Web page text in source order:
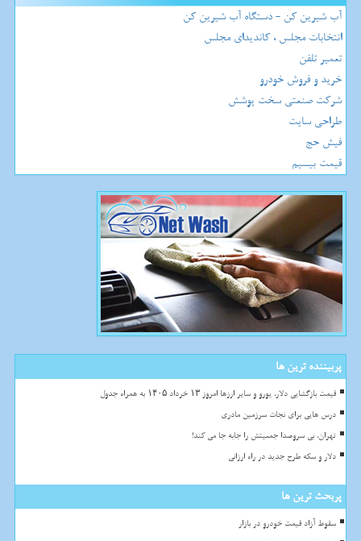
آب شیرین کن - دستگاه آب شیرین کن
انتخابات مجلس ، کاندیدای مجلس
تعمیر تلفن
خرید و فروش خودرو
شرکت صنعتی سخت پوشش
طراحی سایت
فیش حج
قیمت بیسیم
پربیننده ترین ها
قیمت بازگشایی دلار، یورو و سایر ارزها امروز ۱۳ خرداد ۱۴۰۵ به همراه جدول
درس هایی برای نجات سرزمین مادری
تهران، بی سروصدا جمعیتش را جابه جا می کند!
دلار و سکه طرح جدید در راه ارزانی
پربحث ترین ها
سقوط آزاد قیمت خودرو در بازار